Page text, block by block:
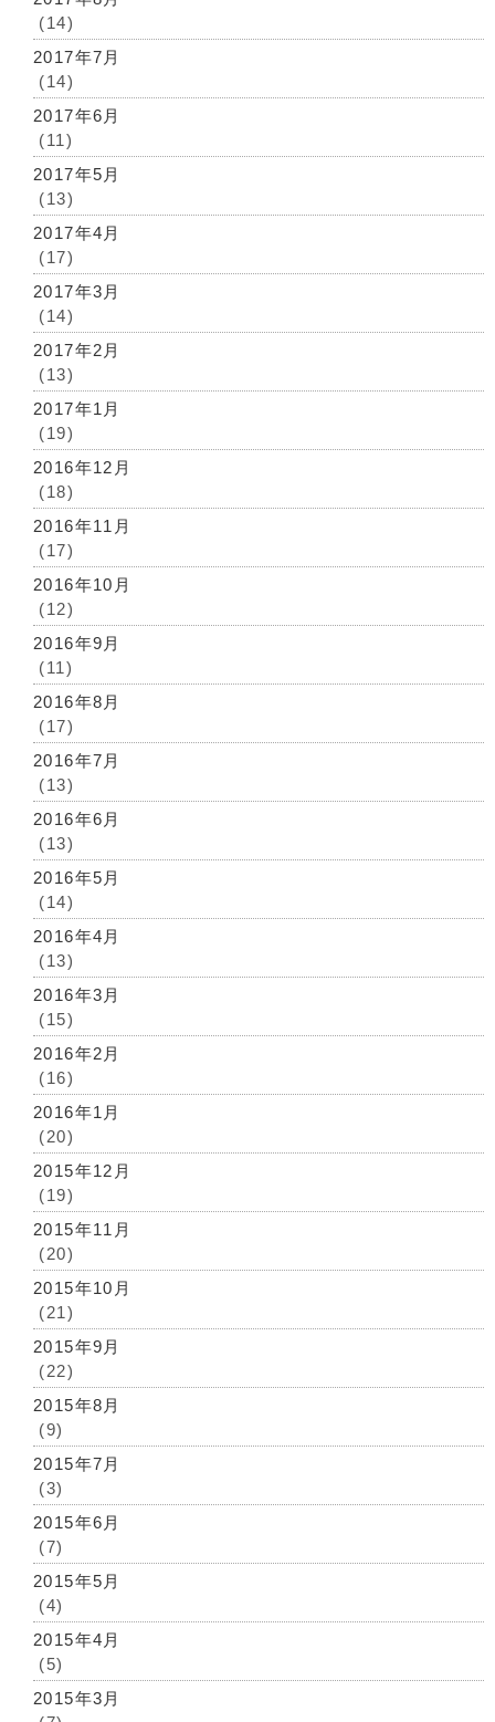
(14)
2017年7月
(14)
2017年6月
(11)
2017年5月
(13)
2017年4月
(17)
2017年3月
(14)
2017年2月
(13)
2017年1月
(19)
2016年12月
(18)
2016年11月
(17)
2016年10月
(12)
2016年9月
(11)
2016年8月
(17)
2016年7月
(13)
2016年6月
(13)
2016年5月
(14)
2016年4月
(13)
2016年3月
(15)
2016年2月
(16)
2016年1月
(20)
2015年12月
(19)
2015年11月
(20)
2015年10月
(21)
2015年9月
(22)
2015年8月
(9)
2015年7月
(3)
2015年6月
(7)
2015年5月
(4)
2015年4月
(5)
2015年3月